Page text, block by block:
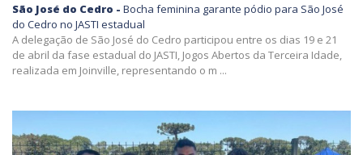
São José do Cedro - Bocha feminina garante pódio para São José
do Cedro no JASTI estadual
A delegação de São José do Cedro participou entre os dias 19 e 21
de abril da fase estadual do JASTI, Jogos Abertos da Terceira Idade,
realizada em Joinville, representando o m ...